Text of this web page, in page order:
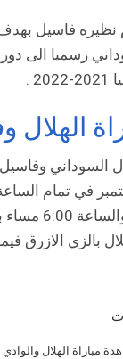
نظيره فاسيل
رسميا الى
.
الهلال
السوداني وفاسيل
بتوقيت
بالزي الازرق
مباراة الهلال والوادي